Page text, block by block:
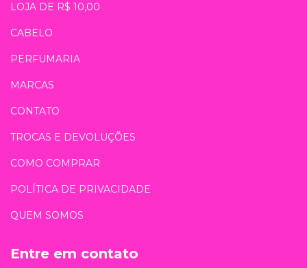
LOJA DE R$ 10,00
CABELO
PERFUMARIA
MARCAS
CONTATO
TROCAS E DEVOLUÇÕES
COMO COMPRAR
POLÍTICA DE PRIVACIDADE
QUEM SOMOS
Entre em contato